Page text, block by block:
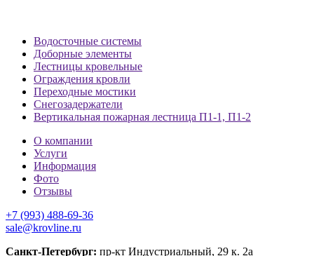
Водосточные системы
Доборные элементы
Лестницы кровельные
Ограждения кровли
Переходные мостики
Снегозадержатели
Вертикальная пожарная лестница П1-1, П1-2
О компании
Услуги
Информация
Фото
Отзывы
+7 (993) 488-69-36
sale@krovline.ru
Санкт-Петербург: пр-кт Индустриальный, 29 к. 2а